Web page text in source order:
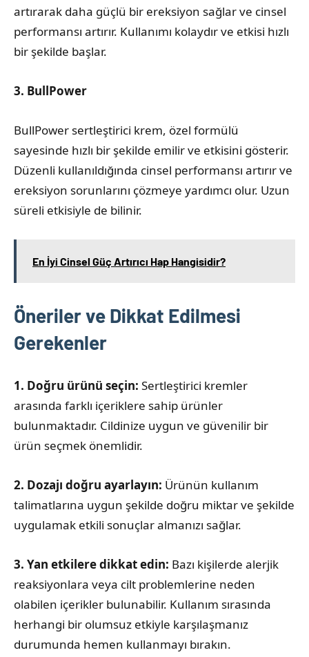
artırarak daha güçlü bir ereksiyon sağlar ve cinsel
performansı artırır. Kullanımı kolaydır ve etkisi hızlı
bir şekilde başlar.
3. BullPower
BullPower sertleştirici krem, özel formülü
sayesinde hızlı bir şekilde emilir ve etkisini gösterir.
Düzenli kullanıldığında cinsel performansı artırır ve
ereksiyon sorunlarını çözmeye yardımcı olur. Uzun
süreli etkisiyle de bilinir.
En İyi Cinsel Güç Artırıcı Hap Hangisidir?
Öneriler ve Dikkat Edilmesi
Gerekenler
1. Doğru ürünü seçin: Sertleştirici kremler
arasında farklı içeriklere sahip ürünler
bulunmaktadır. Cildinize uygun ve güvenilir bir
ürün seçmek önemlidir.
2. Dozajı doğru ayarlayın: Ürünün kullanım
talimatlarına uygun şekilde doğru miktar ve şekilde
uygulamak etkili sonuçlar almanızı sağlar.
3. Yan etkilere dikkat edin: Bazı kişilerde alerjik
reaksiyonlara veya cilt problemlerine neden
olabilen içerikler bulunabilir. Kullanım sırasında
herhangi bir olumsuz etkiyle karşılaşmanız
durumunda hemen kullanmayı bırakın.